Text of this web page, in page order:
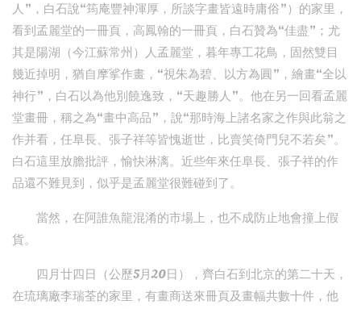
人”，白石說“筠庵豐神渾厚，所談字畫皆遠時庸俗”）的家里，
看到孟麗堂的一冊頁，高鳳翰的一冊頁，白石贊為“佳盡”；尤
其是陽湖（今江蘇常州）人孟麗堂，暮年專工花鳥，固然雙目
幾近掉明，猶自摩挲作畫，“視朱為碧、以方為圓”，繪畫“全以
神行”，白石以為他別饒逸致，“天趣勝人”。他在另一回看孟麗
堂畫冊，稱之為“畫中高品”，說“那時海上諸名家之作與此翁之
作并看，任阜長、張子祥等皆愧逝世，比賣笑倚門兒不若矣”。
白石這里放膽批評，愉快淋漓。近些年來任阜長、張子祥的作
品還不難見到，似乎是孟麗堂很難碰到了。
當然，在阿誰魚龍混淆的市場上，也不成防止地會撞上假
貨。
四月廿四日（公歷5月20日），齊白石到北京的第二十天，
在琉璃廠李瑞荃的家里，有畫商送來冊頁及畫幅共數十件，他